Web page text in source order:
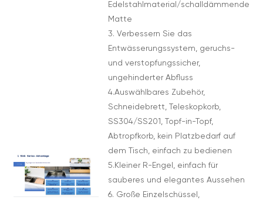
Edelstahlmaterial/schalldämmende
Matte
3. Verbessern Sie das
Entwässerungssystem, geruchs-
und verstopfungssicher,
ungehinderter Abfluss
4.Auswählbares Zubehör,
Schneidebrett, Teleskopkorb,
SS304/SS201, Topf-in-Topf,
Abtropfkorb, kein Platzbedarf auf
dem Tisch, einfach zu bedienen
5.Kleiner R-Engel, einfach für
sauberes und elegantes Aussehen
6. Große Einzelschüssel,